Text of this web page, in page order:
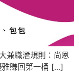
兼職潛規則：尚恩
雅賺回第一桶 […]